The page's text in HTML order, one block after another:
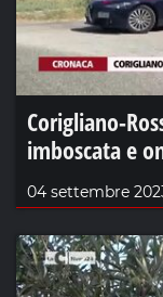
Corigliano-
imboscata e
04 settembre